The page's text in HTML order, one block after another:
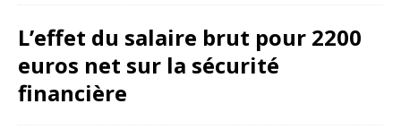
L’effet du salaire brut pour 2200
euros net sur la sécurité
financière